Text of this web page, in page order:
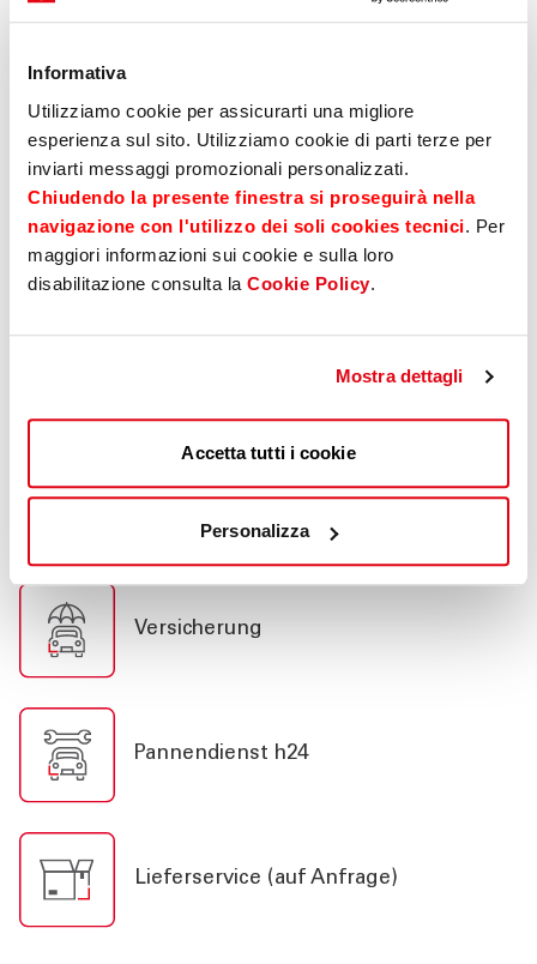
Informativa
Utilizziamo cookie per assicurarti una migliore
esperienza sul sito. Utilizziamo cookie di parti terze per
inviarti messaggi promozionali personalizzati.
Chiudendo la presente finestra si proseguirà nella
navigazione con l'utilizzo dei soli cookies tecnici. Per
maggiori informazioni sui cookie e sulla loro
disabilitazione consulta la Cookie Policy.
Mostra dettagli
Accetta tutti i cookie
Personalizza
KFZ-Steuern
Fahrzeugwartung (Revision)
Abwicklung Bußgelder
Betriebsbereitstellung
Versicherung
Pannendienst h24
Lieferservice (auf Anfrage)